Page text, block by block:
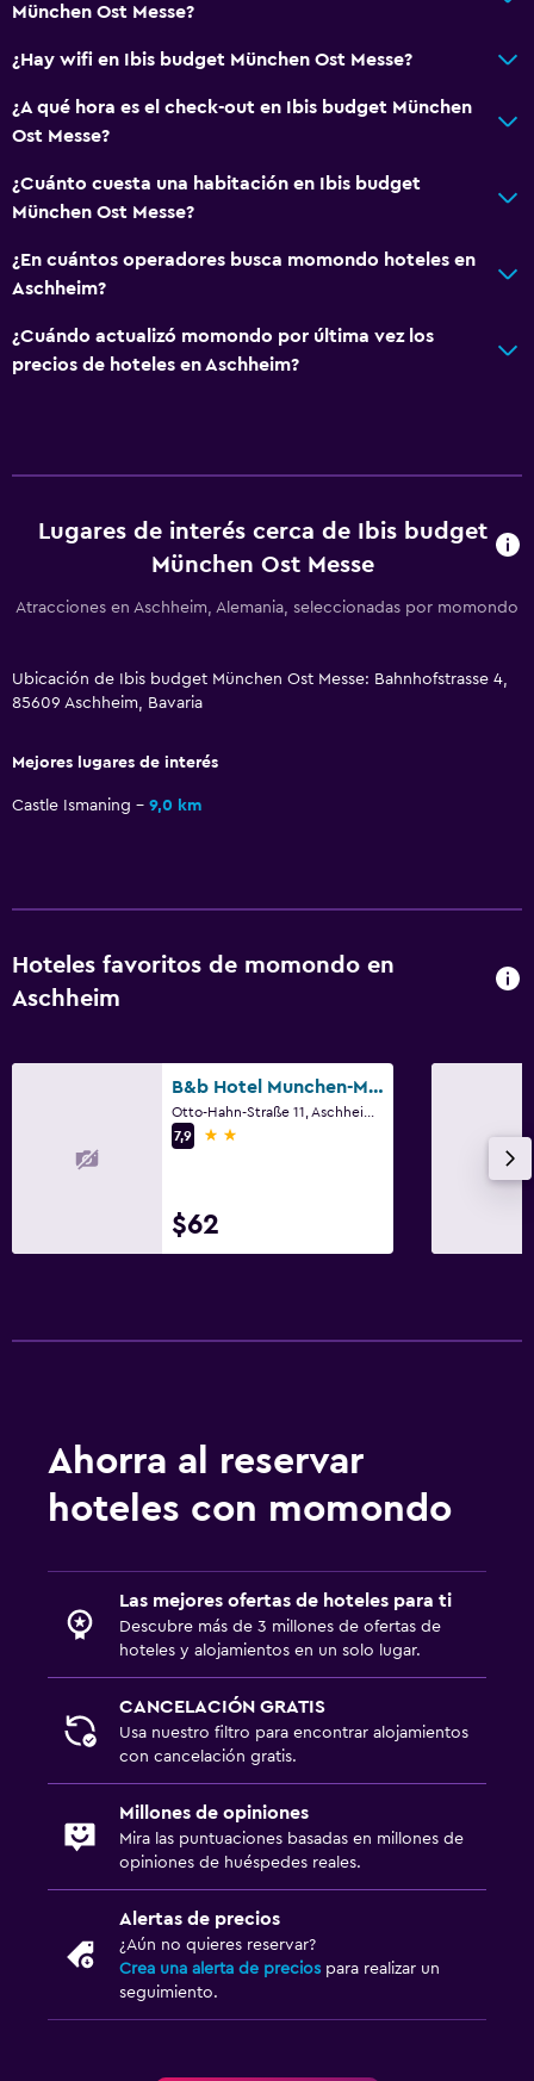
Habitaciones insonorizadas
Insonorización
Limpieza diaria
Cámaras CCTV en zonas comunes
Servicios y facilidades
Check-out exprés
Habitación
Despertador
Perchero
La comida se puede entregar en el alojamiento
Estacionamiento y transporte
Estacionamiento
München Ost Messe?
¿Hay wifi en Ibis budget München Ost Messe?
¿A qué hora es el check-out en Ibis budget München
Ost Messe?
¿Cuánto cuesta una habitación en Ibis budget
München Ost Messe?
¿En cuántos operadores busca momondo hoteles en
Aschheim?
¿Cuándo actualizó momondo por última vez los
precios de hoteles en Aschheim?
Lugares de interés cerca de Ibis budget
München Ost Messe
Atracciones en Aschheim, Alemania, seleccionadas por momondo
Ubicación de Ibis budget München Ost Messe: Bahnhofstrasse 4,
85609 Aschheim, Bavaria
Mejores lugares de interés
Castle Ismaning 9,0 km
Hoteles favoritos de momondo en
Aschheim
B&b Hotel Munchen-Messe
7,9
2 estrellas
$62
Ahorra al reservar
hoteles con momondo
Las mejores ofertas de hoteles para ti
Descubre más de 3 millones de ofertas de
hoteles y alojamientos en un solo lugar.
CANCELACIÓN GRATIS
Usa nuestro filtro para encontrar alojamientos
con cancelación gratis.
Millones de opiniones
Mira las puntuaciones basadas en millones de
opiniones de huéspedes reales.
Alertas de precios
¿Aún no quieres reservar?
Crea una alerta de precios para realizar un
seguimiento.